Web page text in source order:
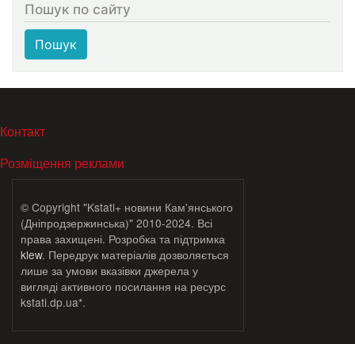
Пошук по сайту
Пошук
МЕНЮ В ПОДВАЛЕ
Контакт
Розміщення реклами
© Copyright "Kstati+ новини Кам'янського
(Дніпродзержинська)" 2010-2024. Всі
права захищені. Розробка та підтримка
klew. Передрук матеріалів дозволяється
лише за умови вказівки джерела у
вигляді активного посилання на ресурс
kstati.dp.ua*.